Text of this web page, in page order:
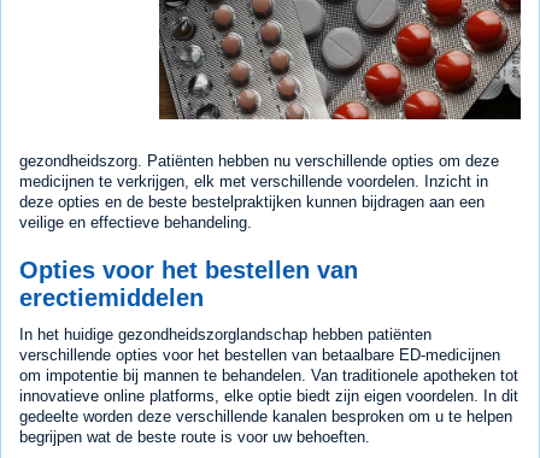
gezondheidszorg. Patiënten hebben nu verschillende opties om deze
medicijnen te verkrijgen, elk met verschillende voordelen. Inzicht in
deze opties en de beste bestelpraktijken kunnen bijdragen aan een
veilige en effectieve behandeling.
Opties voor het bestellen van
erectiemiddelen
In het huidige gezondheidszorglandschap hebben patiënten
verschillende opties voor het bestellen van betaalbare ED-medicijnen
om impotentie bij mannen te behandelen. Van traditionele apotheken tot
innovatieve online platforms, elke optie biedt zijn eigen voordelen. In dit
gedeelte worden deze verschillende kanalen besproken om u te helpen
begrijpen wat de beste route is voor uw behoeften.